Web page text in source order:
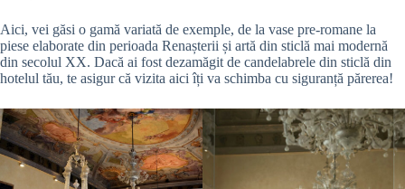
Aici, vei găsi o gamă variată de exemple, de la vase pre-romane la
piese elaborate din perioada Renașterii și artă din sticlă mai modernă
din secolul XX. Dacă ai fost dezamăgit de candelabrele din sticlă din
hotelul tău, te asigur că vizita aici îți va schimba cu siguranță părerea!